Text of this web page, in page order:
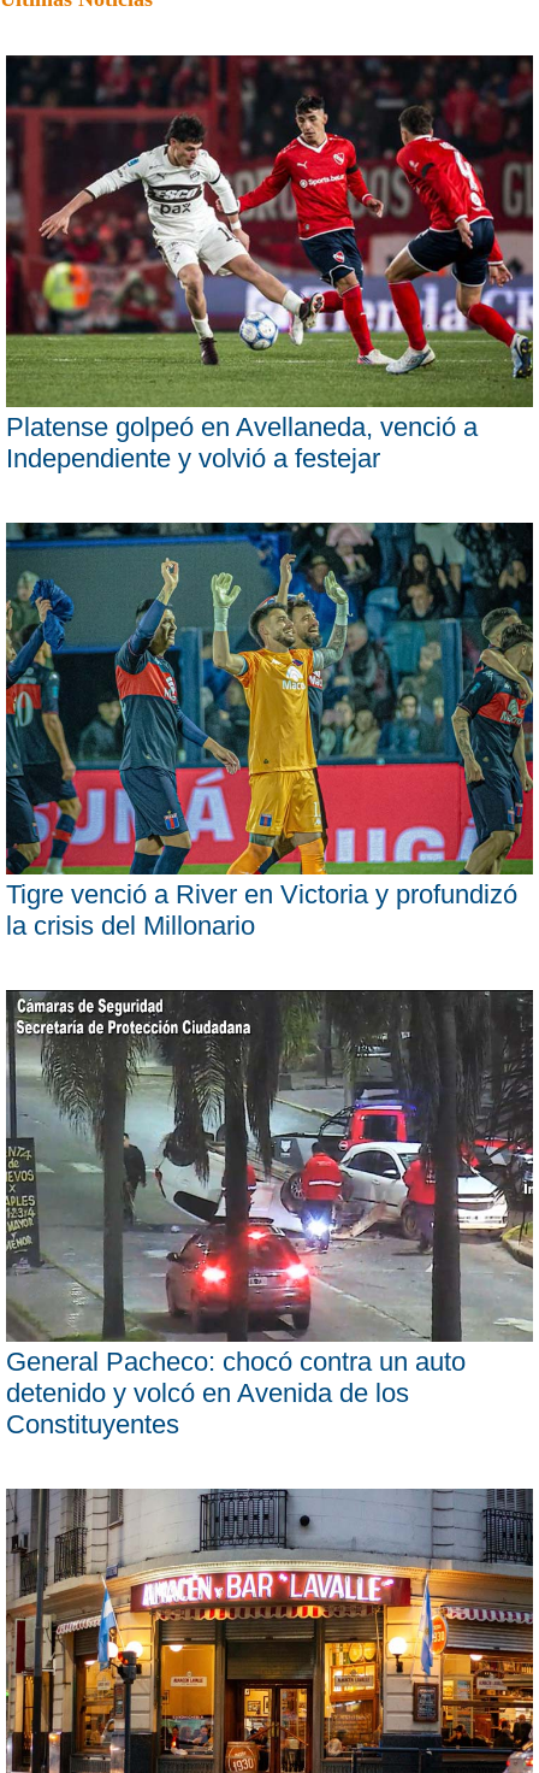
Platense golpeó en Avellaneda, venció a
Independiente y volvió a festejar
Tigre venció a River en Victoria y profundizó
la crisis del Millonario
General Pacheco: chocó contra un auto
detenido y volcó en Avenida de los
Constituyentes